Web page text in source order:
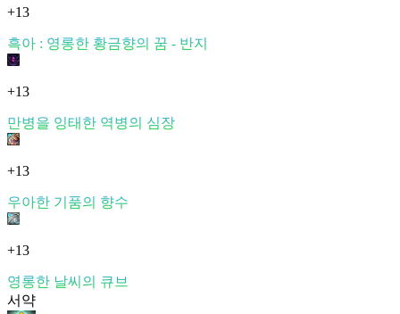
+13
흑아 : 영롱한 황금향의 꿈 - 반지
+13
만병을 잉태한 역병의 심장
+13
우아한 기품의 향수
+13
영롱한 날씨의 큐브
서약